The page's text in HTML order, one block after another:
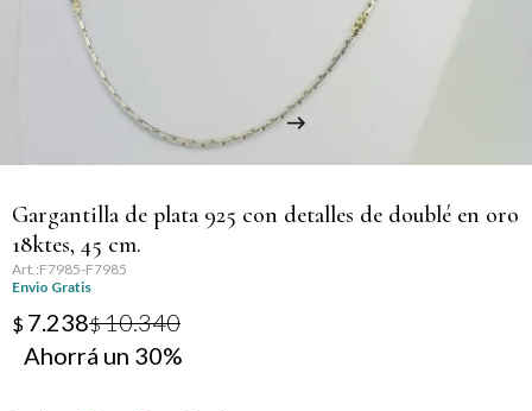
Gargantilla de plata 925 con detalles de doublé en oro
18ktes, 45 cm.
F7985-F7985
Envio Gratis
$ 7.238$10.340
30
Llaveros
Día de la Mujer
Día de la Secretaria
Día del Abuelo
Día del Amigo
Día del Maestro
Día del Padre